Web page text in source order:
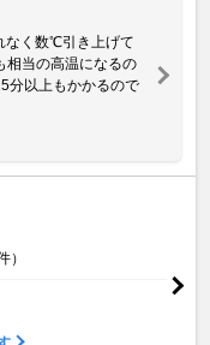
なく数℃引き上げて
相当の高温になるの
分以上もかかるので
）